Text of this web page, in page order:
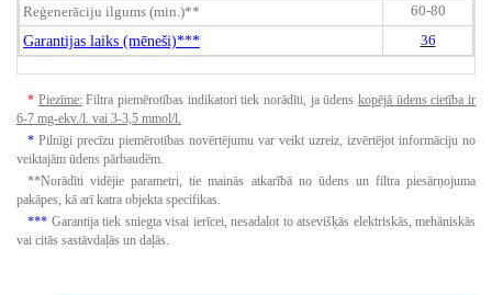
Reģenerāciju ilgums (min.)**
60-80
Garantijas laiks (mēneši)*** 36
* Piezīme:Filtra piemērotības indikatori tiek norādīti, ja ūdenskopējā ūdens cietība ir
6-7 mg-ekv./l. vai 3-3,5 mmol/l.
* Pilnīgi precīzu piemērotības novērtējumu var veikt uzreiz, izvērtējot informāciju no
veiktajām ūdens pārbaudēm.
**Norādīti vidējie parametri, tie mainās atkarībā no ūdens un filtra piesārņojuma
pakāpes, kā arī katra objekta specifikas.
*** Garantija tiek sniegta visai ierīcei, nesadalot to atsevišķās elektriskās, mehāniskās
vai citās sastāvdaļās un daļās.